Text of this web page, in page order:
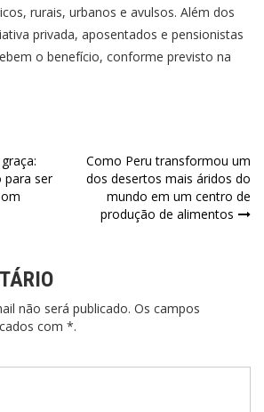
rurais, urbanos e avulsos. Além dos
privada, aposentados e pensionistas
o benefício, conforme previsto na
para ser
Como Peru transformou um
dos desertos mais áridos do
mundo em um centro de
produção de alimentos
não será publicado. Os campos
com *.